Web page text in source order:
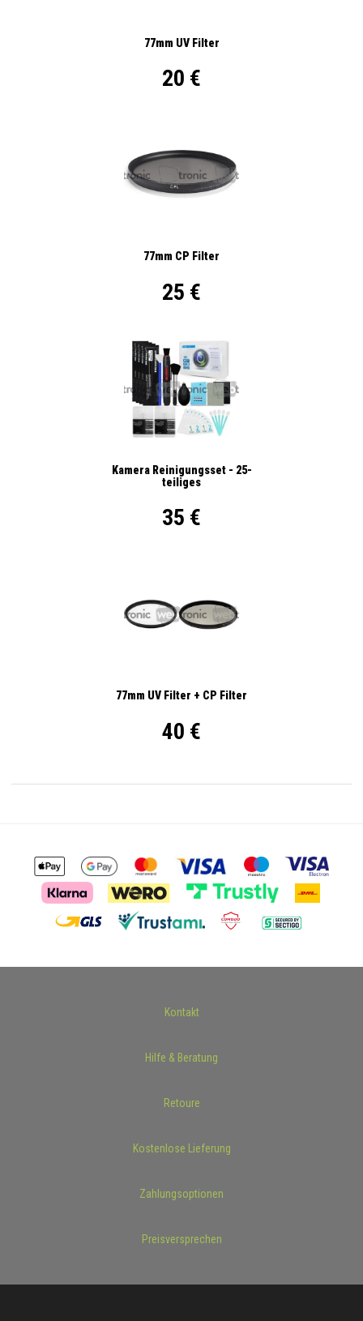
77mm UV Filter
20 €
77mm CP Filter
25 €
Kamera Reinigungsset - 25-
teiliges
35 €
77mm UV Filter + CP Filter
40 €
Kontakt
Hilfe & Beratung
Retoure
Kostenlose Lieferung
Zahlungsoptionen
Preisversprechen